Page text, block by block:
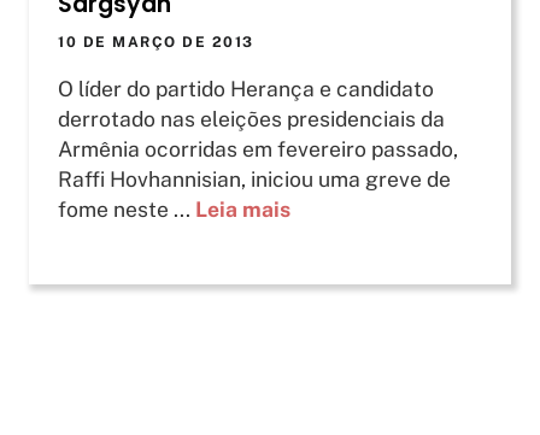
10 DE MARÇO DE 2013
O líder do partido Herança e candidato
derrotado nas eleições presidenciais da
Armênia ocorridas em fevereiro passado,
Raffi Hovhannisian, iniciou uma greve de
fome neste ... Leia mais